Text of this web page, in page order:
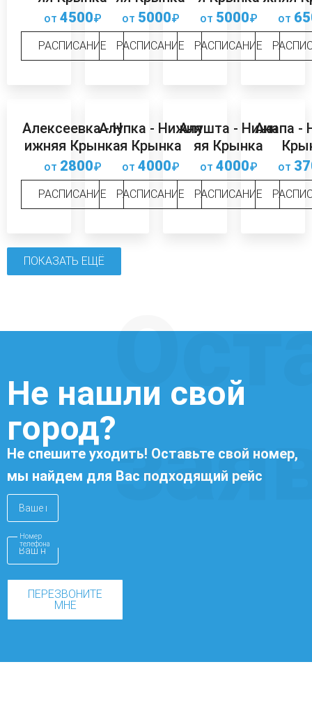
от 4500₽
РАСПИСАНИЕ
от 5000₽
РАСПИСАНИЕ
от 5000₽
РАСПИСАНИЕ
от
Алексеевка - Н
ижняя Крынка
от 2800₽
РАСПИСАНИЕ
Алупка - Нижня
я Крынка
от 4000₽
РАСПИСАНИЕ
Алушта - Нижн
яя Крынка
от 4000₽
РАСПИСАНИЕ
Анапа -
от
ПОКАЗАТЬ ЕЩЁ
Не нашли свой
город?
Не спешите уходить! Оставьте свой номер,
мы найдем для Вас подходящий рейс
Номер
телефона
ПЕРЕЗВОНИТЕ
МНЕ